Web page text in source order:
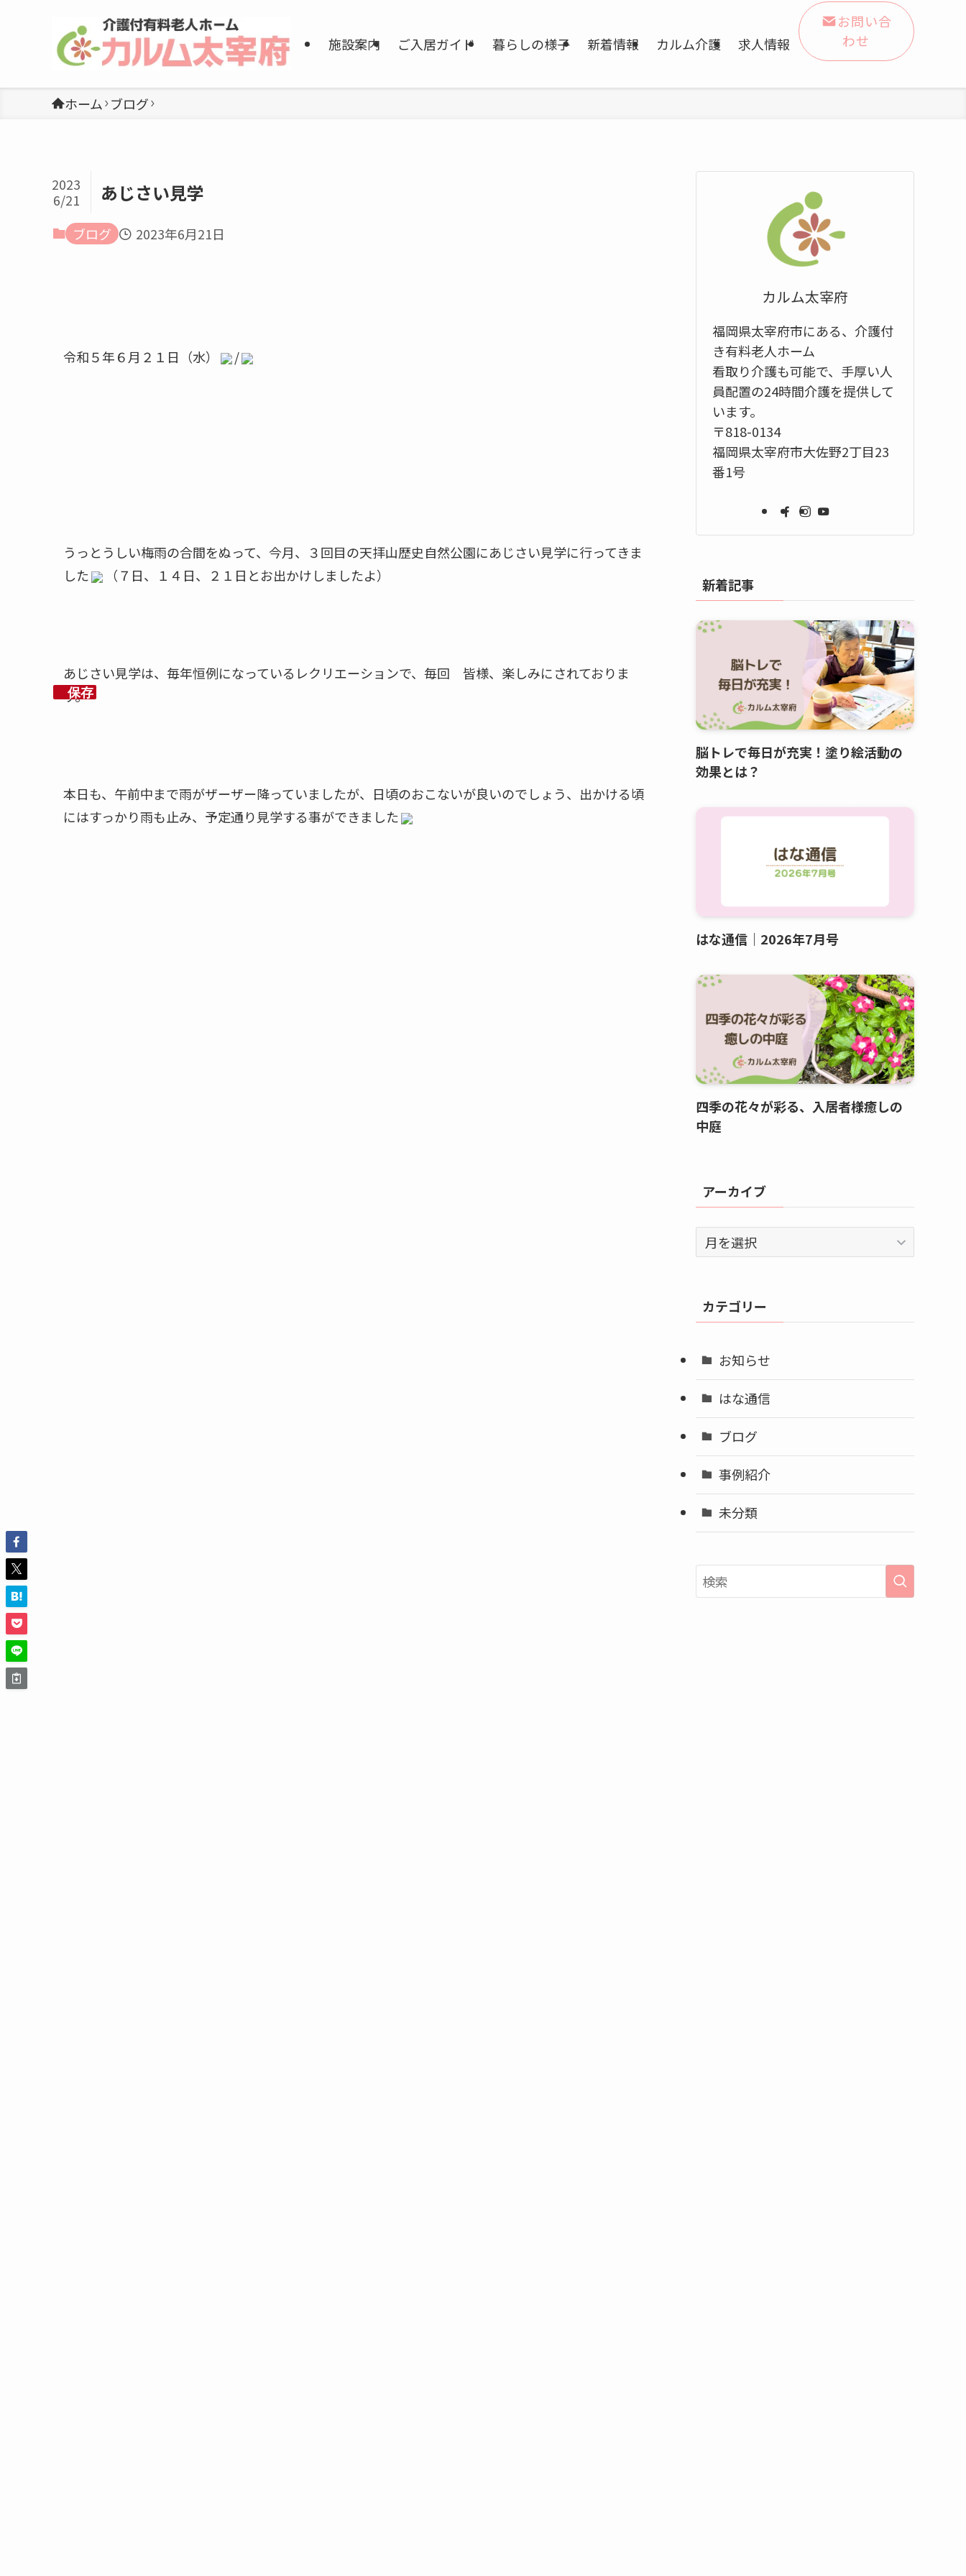
施設案内 ご入居ガイド 暮らしの様子 新着情報 カルム介護 求人情報
お問い合
わせ
ホーム ブログ
あじさい見学
2023
6/21
ブログ
2023年6月21日
令和５年６月２１日（水） /
うっとうしい梅雨の合間をぬって、今月、３回目の天拝山歴史自然公園にあじさい見学に行ってきま
した
（７日、１４日、２１日とお出かけしましたよ）
あじさい見学は、毎年恒例になっているレクリエーションで、毎回 皆様、楽しみにされておりま
す。
本日も、午前中まで雨がザーザー降っていましたが、日頃のおこないが良いのでしょう、出かける頃
にはすっかり雨も止み、予定通り見学する事ができました
保存
カルム太宰府
福岡県太宰府市にある、介護付
き有料老人ホーム
看取り介護も可能で、手厚い人
員配置の24時間介護を提供して
います。
〒818-0134
福岡県太宰府市大佐野2丁目23
番1号
新着記事
脳トレで毎日が充実！塗り絵活動の
効果とは？
はな通信｜2026年7月号
四季の花々が彩る、入居者様癒しの
中庭
アーカイブ
ア
ー
イ
ブ
カテゴリー
お知らせ
はな通信
ブログ
事例紹介
未分類